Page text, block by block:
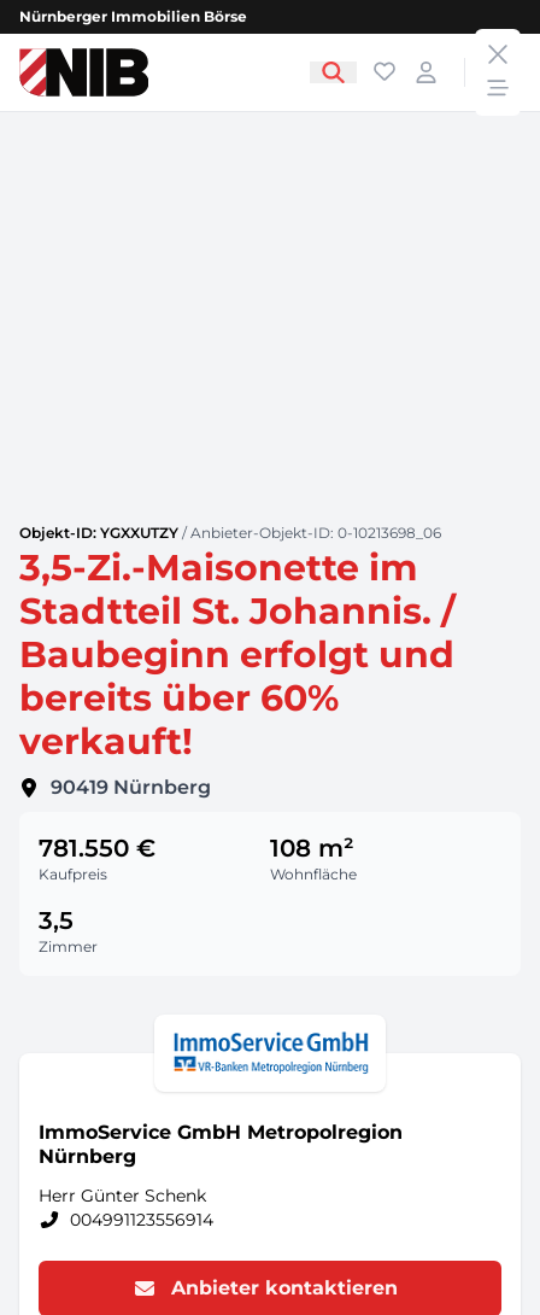
Nürnberger Immobilien Börse
NIB - Nürnberger Immobilien Börse Favoriten
Login
Objekt-ID: YGXXUTZY / Anbieter-Objekt-ID: 0-10213698_06
3,5-Zi.-Maisonette im
Stadtteil St. Johannis. /
Baubeginn erfolgt und
bereits über 60%
verkauft!
90419 Nürnberg
Kaufpreis
781.550 €
Wohnfläche
108 m²
Zimmer
3,5
ImmoService GmbH Metropolregion
Nürnberg
Herr Günter Schenk
004991123556914
Anbieter kontaktieren